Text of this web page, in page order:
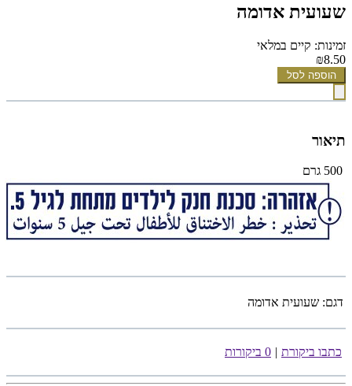
שעועית אדומה
זמינות: קיים במלאי
₪8.50
הוספה לסל
תיאור
דגם: שעועית אדומה
כתבו ביקורת | 0 ביקורות